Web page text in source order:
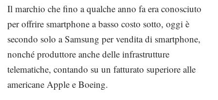
Il marchio che fino a qualche anno fa era conosciuto
per offrire smartphone a basso costo sotto, oggi è
secondo solo a Samsung per vendita di smartphone,
nonché produttore anche delle infrastrutture
telematiche, contando su un fatturato superiore alle
americane Apple e Boeing.